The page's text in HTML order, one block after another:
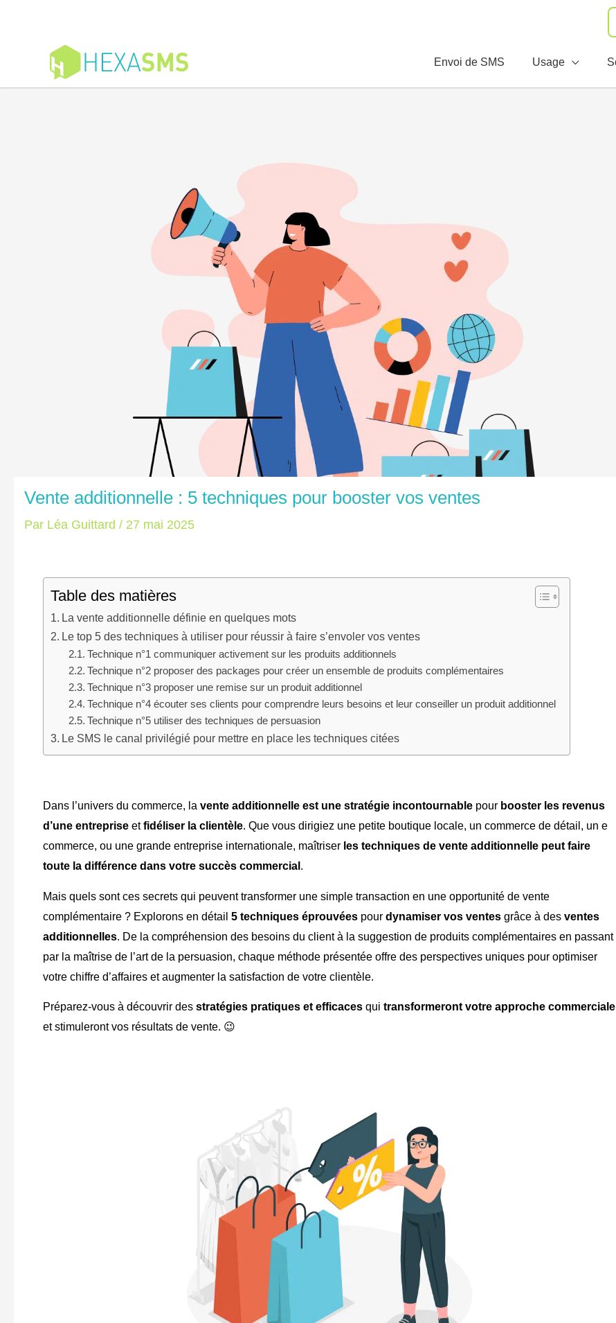
Envoi de SMS Usage
Vente additionnelle : 5 techniques pour booster vos ventes
Par Léa Guittard / 27 mai 2025
Table des matières
La vente additionnelle définie en quelques mots
Le top 5 des techniques à utiliser pour réussir à faire s’envoler vos ventes
Technique n°1 communiquer activement sur les produits additionnels
Technique n°2 proposer des packages pour créer un ensemble de produits complémentaires
Technique n°3 proposer une remise sur un produit additionnel
Technique n°4 écouter ses clients pour comprendre leurs besoins et leur conseiller un produit additionnel
Technique n°5 utiliser des techniques de persuasion
Le SMS le canal privilégié pour mettre en place les techniques citées
Dans l’univers du commerce, la vente additionnelle est une stratégie incontournable pour booster les revenus
d’une entreprise etfidéliser la clientèle. Que vous dirigiez une petite boutique locale, un commerce de détail, un e
commerce, ou une grande entreprise internationale, maîtriser les techniques de vente additionnelle peut faire
toute la différence dans votre succès commercial .
Mais quels sont ces secrets qui peuvent transformer une simple transaction en une opportunité de vente
complémentaire ? Explorons en détail 5 techniques éprouvées pour dynamiser vos ventes grâce à des ventes
additionnelles. De la compréhension des besoins du client à la suggestion de produits complémentaires en passant
par la maîtrise de l’art de la persuasion, chaque méthode présentée offre des perspectives uniques pour optimiser
votre chiffre d’affaires et augmenter la satisfaction de votre clientèle.
Préparez-vous à découvrir des stratégies pratiques et efficaces qui transformeront votre approche commerciale
et stimuleront vos résultats de vente. 😉